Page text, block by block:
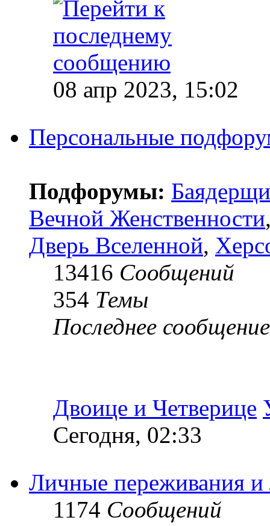
08 апр 2023, 15:02
Персональные
Подфорумы:
Вечной Женственности
Дверь Вселенной,
13416 Сообщений
354 Темы
Последнее сообщение
Двоице и Четверице
Сегодня, 02:33
Личные переживания
1174 Сообщений